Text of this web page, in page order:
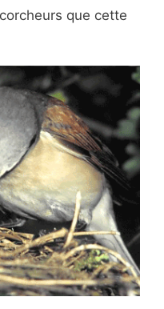
que cette